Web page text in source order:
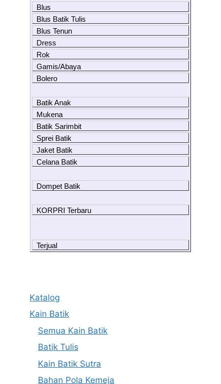
Blus
Blus Batik Tulis
Blus Tenun
Dress
Rok
Gamis/Abaya
Bolero
Batik Anak
Mukena
Batik Sarimbit
Sprei Batik
Jaket Batik
Celana Batik
Dompet Batik
KORPRI Terbaru
Terjual
Katalog
Kain Batik
Semua Kain Batik
Batik Tulis
Kain Batik Sutra
Bahan Pola Kemeja